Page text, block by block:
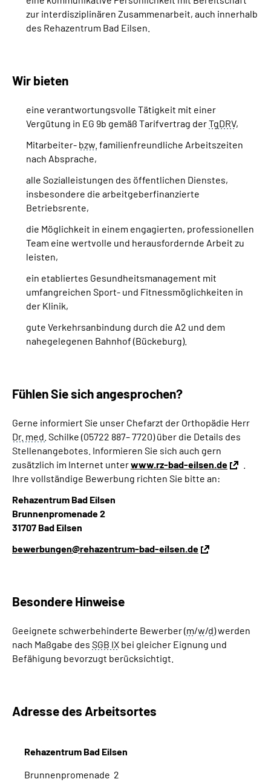
zur interdisziplinären Zusammenarbeit, auch innerhalb
des Rehazentrum Bad Eilsen.
Wir bieten
eine verantwortungsvolle Tätigkeit mit einer
Vergütung in EG 9b gemäß Tarifvertrag derTgDRV,
Mitarbeiter‐ bzw. familienfreundliche Arbeitszeiten
nach Absprache,
alle Sozialleistungen des öffentlichen Dienstes,
insbesondere die arbeitgeberfinanzierte
Betriebsrente,
die Möglichkeit in einem engagierten, professionellen
Team eine wertvolle und herausfordernde Arbeit zu
leisten,
ein etabliertes Gesundheitsmanagement mit
umfangreichen Sport‐ und Fitnessmöglichkeiten in
der Klinik,
gute Verkehrsanbindung durch die A2 und dem
nahegelegenen Bahnhof (Bückeburg).
Fühlen Sie sich angesprochen?
Gerne informiert Sie unser Chefarzt der Orthopädie Herr
Dr. med. Schilke (05722 887– 7720) über die Details des
Stellenangebotes. Informieren Sie sich auch gern
zusätzlich im Internet unterwww.rz‐bad‐eilsen.de
Ihre vollständige Bewerbung richten Sie bitte an:
Rehazentrum Bad Eilsen
Brunnenpromenade 2
31707 Bad Eilsen
bewerbungen@rehazentrum‐bad‐eilsen.de
Besondere Hinweise
Geeignete schwerbehinderte Bewerber (m/w/d) werden
nach Maßgabe des SGB IX bei gleicher Eignung und
Befähigung bevorzugt berücksichtigt.
Adresse des Arbeitsortes
Rehazentrum Bad Eilsen
Brunnenpromenade 2